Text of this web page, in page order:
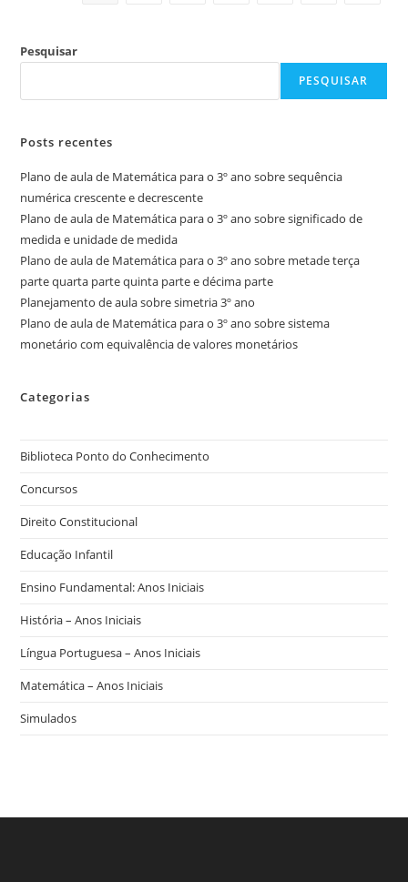
Pesquisar
PESQUISAR
Posts recentes
Plano de aula de Matemática para o 3º ano sobre sequência
numérica crescente e decrescente
Plano de aula de Matemática para o 3º ano sobre significado de
medida e unidade de medida
Plano de aula de Matemática para o 3º ano sobre metade terça
parte quarta parte quinta parte e décima parte
Planejamento de aula sobre simetria 3º ano
Plano de aula de Matemática para o 3º ano sobre sistema
monetário com equivalência de valores monetários
Categorias
Biblioteca Ponto do Conhecimento
Concursos
Direito Constitucional
Educação Infantil
Ensino Fundamental: Anos Iniciais
História – Anos Iniciais
Língua Portuguesa – Anos Iniciais
Matemática – Anos Iniciais
Simulados